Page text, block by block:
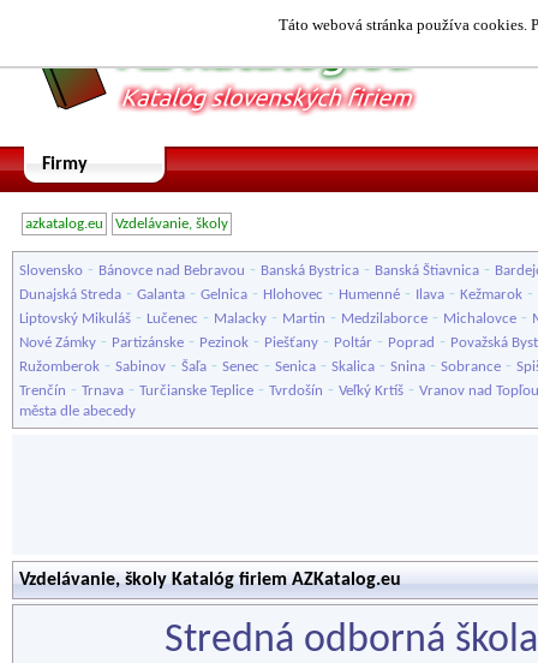
Táto webová stránka používa cookies.
Firmy
azkatalog.eu Vzdelávanie, školy
Slovensko - Bánovce nad Bebravou - Banská Bystrica - Banská Štiavnica -
Dunajská Streda - Galanta - Gelnica - Hlohovec - Humenné - Ilava - Kežmarok -
Liptovský Mikuláš - Lučenec - Malacky - Martin - Medzilaborce - Michalovce -
Nové Zámky - Partizánske - Pezinok - Piešťany - Poltár - Poprad - Považská
Ružomberok - Sabinov - Šaľa - Senec - Senica - Skalica - Snina - Sobrance -
Trenčín - Trnava - Turčianske Teplice - Tvrdošín - Veľký Krtíš - Vranov nad Topľou
města dle abecedy
Vzdelávanie, školy Katalóg firiem AZKatalog.eu
Stredná odborná